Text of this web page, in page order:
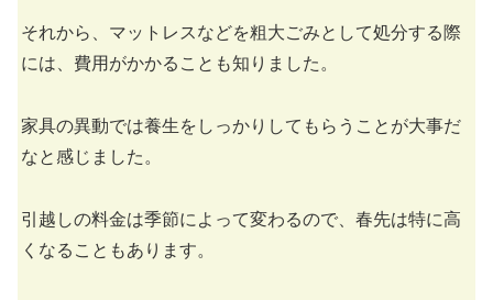
それから、マットレスなどを粗大ごみとして処分する際
には、費用がかかることも知りました。
家具の異動では養生をしっかりしてもらうことが大事だ
なと感じました。
引越しの料金は季節によって変わるので、春先は特に高
くなることもあります。